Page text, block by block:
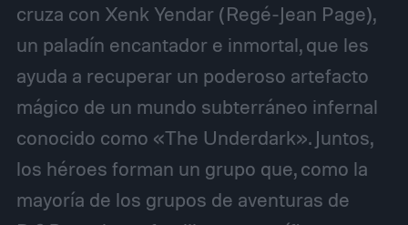
cruza con Xenk Yendar (Regé-Jean Page),
un paladín encantador e inmortal, que les
ayuda a recuperar un poderoso artefacto
mágico de un mundo subterráneo infernal
conocido como «The Underdark». Juntos,
los héroes forman un grupo que, como la
mayoría de los grupos de aventuras de